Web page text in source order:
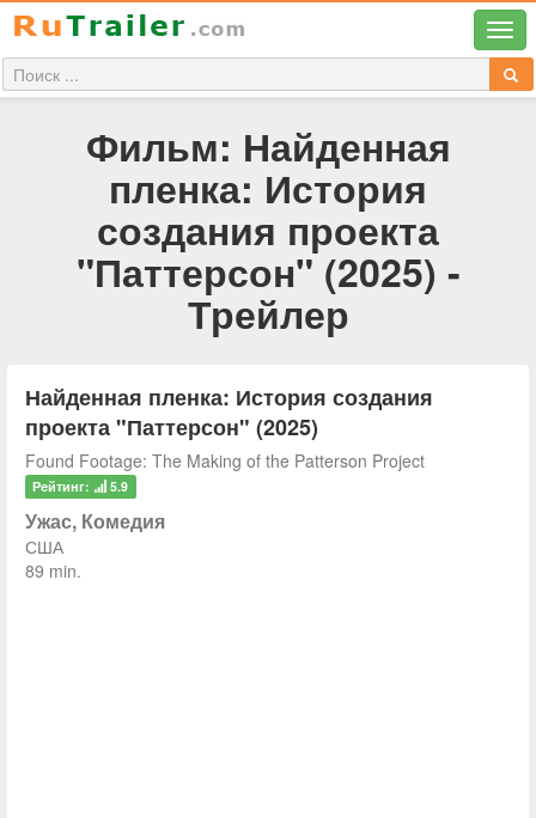
Фильм: Найденная
пленка: История
создания проекта
"Паттерсон" (2025) -
Трейлер
Найденная пленка: История создания
проекта "Паттерсон" (2025)
Found Footage: The Making of the Patterson Project
Рейтинг: 5.9
Ужас, Комедия
США
89 min.